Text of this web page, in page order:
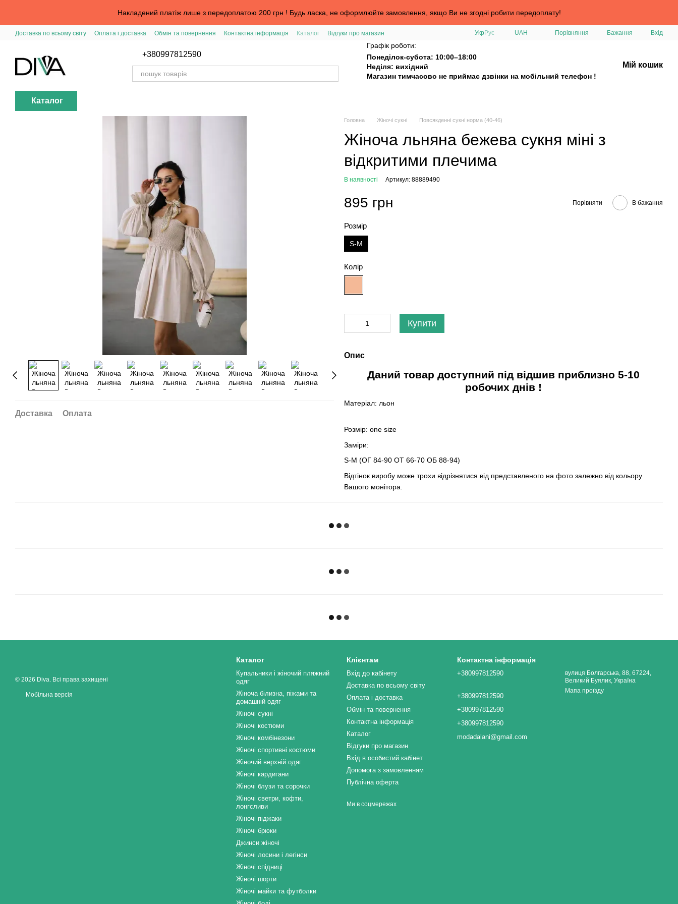
Накладений платіж лише з передоплатою 200 грн ! Будь ласка, не оформлюйте замовлення, якщо Ви не згодні робити передоплату!
Доставка по всьому світу Оплата і доставка Обмін та повернення Контактна інформація Каталог
Відгуки про магазин
УкрРус UAH Порівняння Бажання Вхід
+380997812590
Графік роботи:
Понеділок-субота: 10:00–18:00
Неділя: вихідний
Магазин тимчасово не приймає дзвінки на мобільний телефон !
Мій кошик
Каталог
Доставка Оплата
Головна Жіночі сукні Повсякденні сукні норма (40-46)
Жіноча льняна бежева сукня міні з
відкритими плечима
В наявності Артикул: 88889490
895 грн Порівняти В бажання
Розмір
S-M
Колір
Купити
Опис
Даний товар доступний під відшив приблизно 5-10
робочих днів !
Матеріал: льон
Розмір: one size
Заміри:
S-M (ОГ 84-90 ОТ 66-70 ОБ 88-94)
Відтінок виробу може трохи відрізнятися від представленого на фото залежно від кольору
Вашого монітора.
© 2026 Diva. Всі права захищені
Мобільна версія
Каталог
Купальники і жіночий пляжний
одяг
Жіноча білизна, піжами та
домашній одяг
Жіночі сукні
Жіночі костюми
Жіночі комбінезони
Жіночі спортивні костюми
Жіночий верхній одяг
Жіночі кардигани
Жіночі блузи та сорочки
Жіночі светри, кофти,
лонгсливи
Жіночі піджаки
Жіночі брюки
Джинси жіночі
Жіночі лосини і легінси
Жіночі спідниці
Жіночі шорти
Жіночі майки та футболки
Клієнтам
Вхід до кабінету
Доставка по всьому світу
Оплата і доставка
Обмін та повернення
Контактна інформація
Каталог
Відгуки про магазин
Вхід в особистий кабінет
Допомога з замовленням
Публічна оферта
Ми в соцмережах
Контактна інформація
+380997812590
+380997812590
+380997812590
+380997812590
modadalani@gmail.com
вулиця Болгарська, 88, 67224,
Великий Буялик, Україна
Мапа проїзду